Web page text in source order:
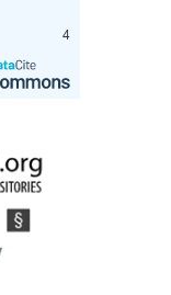
4